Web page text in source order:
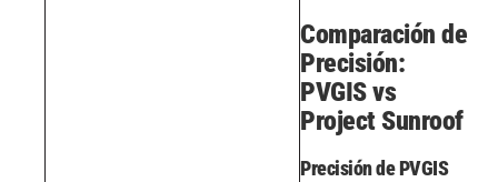
Comparación de
Precisión:
PVGIS vs
Project Sunroof
Precisión de PVGIS